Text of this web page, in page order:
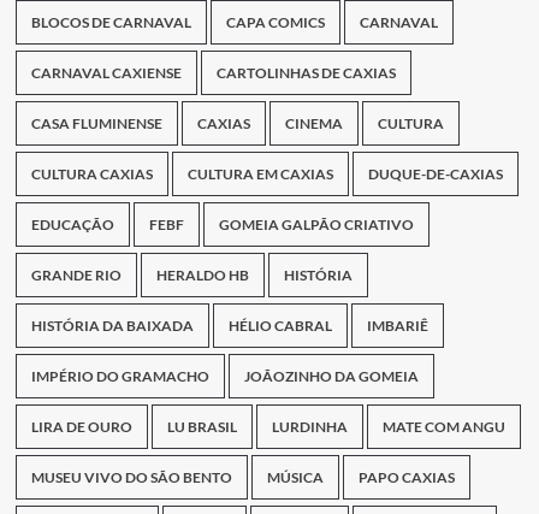
BLOCOS DE CARNAVAL CAPA COMICS CARNAVAL
CARNAVAL CAXIENSE CARTOLINHAS DE CAXIAS
CASA FLUMINENSE CAXIAS CINEMA CULTURA
CULTURA CAXIAS CULTURA EM CAXIAS DUQUE-DE-CAXIAS
EDUCAÇÃO FEBF GOMEIA GALPÃO CRIATIVO
GRANDE RIO HERALDO HB HISTÓRIA
HISTÓRIA DA BAIXADA HÉLIO CABRAL IMBARIÊ
IMPÉRIO DO GRAMACHO JOÃOZINHO DA GOMEIA
LIRA DE OURO LU BRASIL LURDINHA MATE COM ANGU
MUSEU VIVO DO SÃO BENTO MÚSICA PAPO CAXIAS